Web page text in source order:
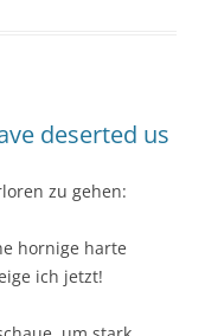
deserted us
zu gehen:
hornige harte
ich jetzt!